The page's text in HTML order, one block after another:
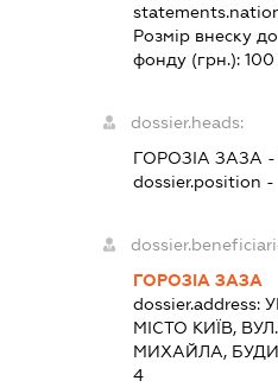
Розмір внеску
фонду (грн.):
dossier.heads:
ГОРОЗІА ЗАЗА -
dossier.position -
ГОРОЗІА ЗАЗА
dossier.address:
МІСТО КИЇВ,
МИХАЙЛА,
4